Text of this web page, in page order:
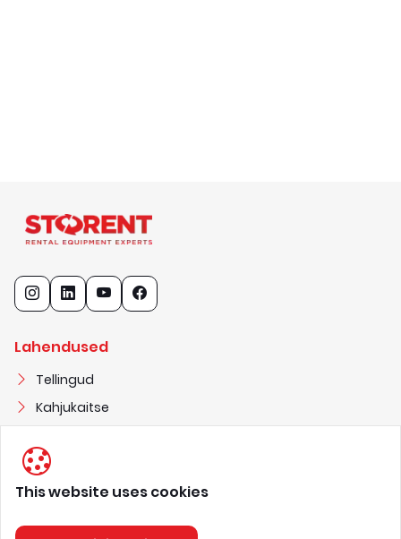
Lahendused
Tellingud
Kahjukaitse
11682327
This website uses cookies